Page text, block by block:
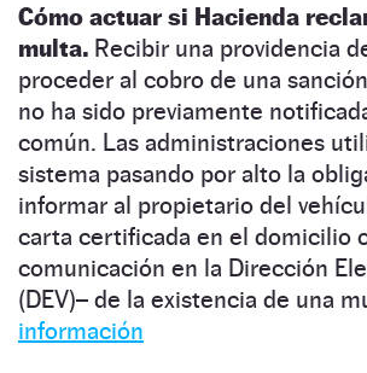
Cómo actuar si Hacienda
multa. Recibir una providencia
proceder al cobro de una
no ha sido previamente
común. Las administraciones
sistema pasando por alto la
informar al propietario del
carta certificada en el domicilio
comunicación en la Dirección
(DEV)– de la existencia de una
información